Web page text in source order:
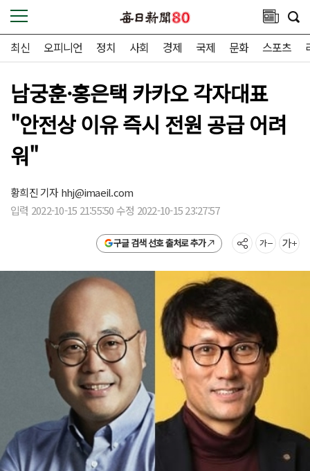
최신 오피니언 정치 사회 경제 국제 문화 스포츠
남궁훈·홍은택 카카오 각자대표
"안전상 이유 즉시 전원 공급 어려
워"
황희진 기자hhj@imaeil.com
입력 2022-10-15 21:55:50 수정 2022-10-15 23:27:57
구글 검색 선호 출처로 추가